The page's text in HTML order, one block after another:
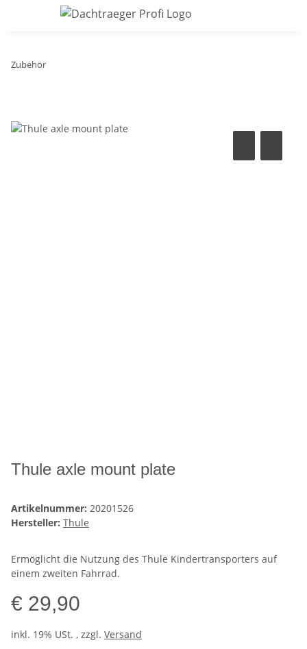
Zubehör
Thule axle mount plate
Artikelnummer: 20201526
Hersteller: Thule
Ermöglicht die Nutzung des Thule Kindertransporters auf
einem zweiten Fahrrad.
€ 29,90
inkl. 19% USt. , zzgl. Versand